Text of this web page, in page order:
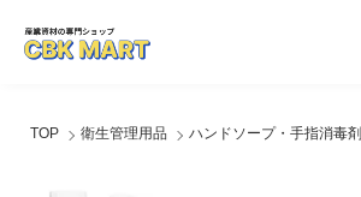
TOP 衛生管理用品 ハンドソープ・手指消毒剤